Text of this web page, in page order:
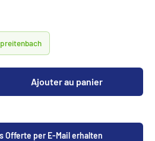
Ajouter au panier
Offerte per E-Mail erhalten